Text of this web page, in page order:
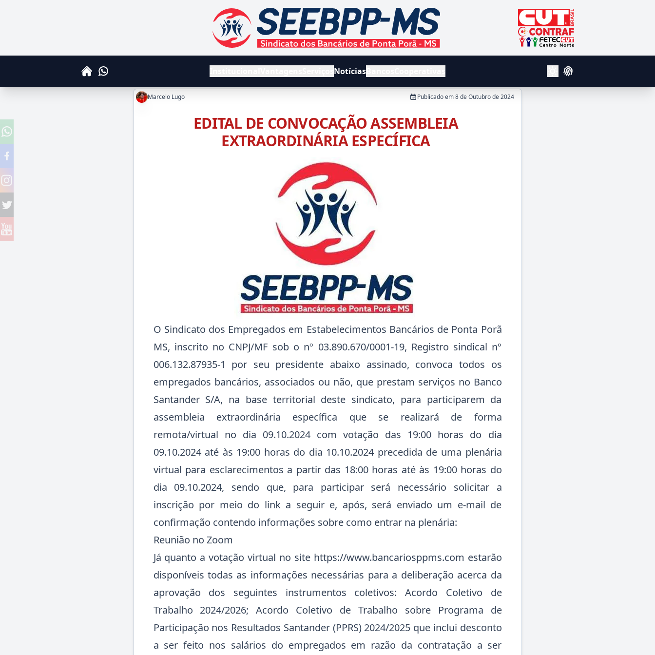
SEEBPPMS - Sindicato dos Bancários de Ponta Porã e Região
CUT - Central Unica dos
Contraf
Fetec Centro Norte
HomeWhatsapp NotíciasBancos
Alterar Tema Claro e Escuro
Login
Marcelo Lugo Publicado em8 de Outubro de 2024
EDITAL DE CONVOCAÇÃO ASSEMBLEIA
EXTRAORDINÁRIA ESPECÍFICA
O Sindicato dos Empregados em Estabelecimentos Bancários de Ponta Porã
MS, inscrito no CNPJ/MF sob o nº 03.890.670/0001-19, Registro sindical nº
006.132.87935-1 por seu presidente abaixo assinado, convoca todos os
empregados bancários, associados ou não, que prestam serviços no Banco
Santander S/A, na base territorial deste sindicato, para participarem da
assembleia extraordinária específica que se realizará de forma
remota/virtual no dia 09.10.2024 com votação das 19:00 horas do dia
09.10.2024 até às 19:00 horas do dia 10.10.2024 precedida de uma plenária
virtual para esclarecimentos a partir das 18:00 horas até às 19:00 horas do
dia 09.10.2024, sendo que, para participar será necessário solicitar a
inscrição por meio do link a seguir e, após, será enviado um e-mail de
confirmação contendo informações sobre como entrar na plenária:
Reunião no Zoom
Já quanto a votação virtual no site https://www.bancariosppms.com estarão
disponíveis todas as informações necessárias para a deliberação acerca da
aprovação dos seguintes instrumentos coletivos: Acordo Coletivo de
Trabalho 2024/2026; Acordo Coletivo de Trabalho sobre Programa de
Participação nos Resultados Santander (PPRS) 2024/2025 que inclui desconto
a ser feito nos salários do empregados em razão da contratação a ser